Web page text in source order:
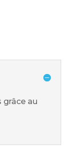
grâce au